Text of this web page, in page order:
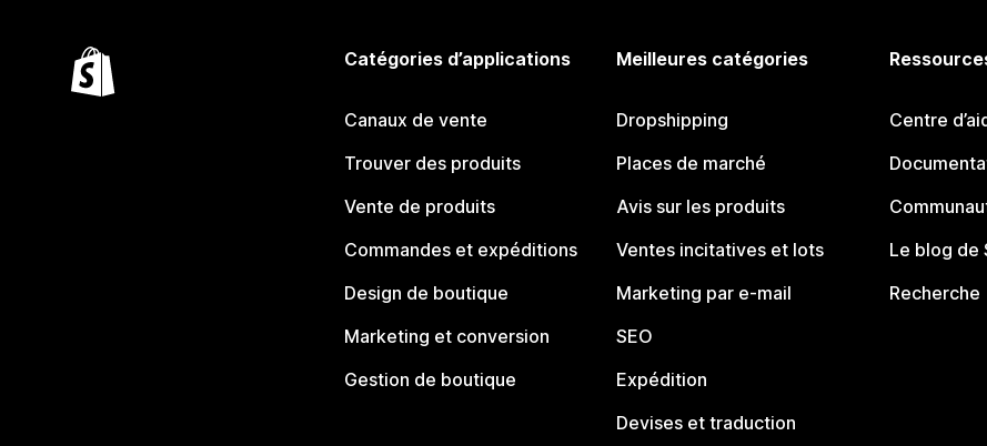
Catégories d’applications
Canaux de vente
Trouver des produits
Vente de produits
Commandes et expéditions
Design de boutique
Marketing et conversion
Gestion de boutique
Meilleures catégories
Dropshipping
Places de marché
Avis sur les produits
Ventes incitatives et lots
Marketing par e-mail
SEO
Expédition
Devises et traduction
Centre
Le blog de
Recherche